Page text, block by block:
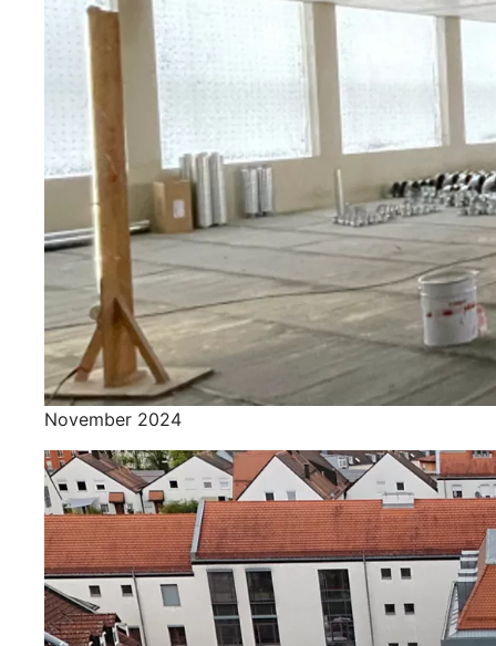
November 2024